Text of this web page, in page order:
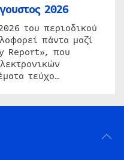
2026
του περιοδικού
πάντα μαζί
Report», που
τεύχο…